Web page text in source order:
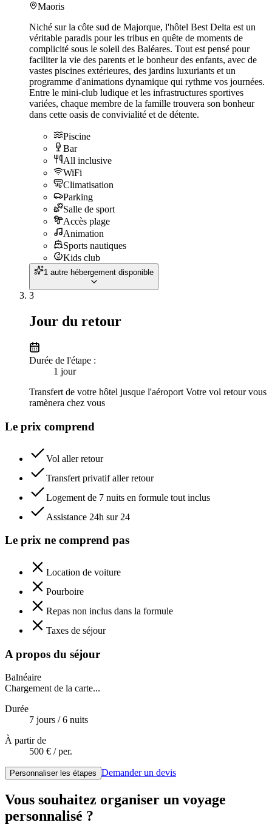
Maoris
Niché sur la côte sud de Majorque, l'hôtel Best Delta est un
véritable paradis pour les tribus en quête de moments de
complicité sous le soleil des Baléares. Tout est pensé pour
faciliter la vie des parents et le bonheur des enfants, avec de
vastes piscines extérieures, des jardins luxuriants et un
programme d'animations dynamique qui rythme vos journées.
Entre le mini-club ludique et les infrastructures sportives
variées, chaque membre de la famille trouvera son bonheur
dans cette oasis de convivialité et de détente.
Piscine
Bar
All inclusive
WiFi
Climatisation
Parking
Salle de sport
Accès plage
Animation
Sports nautiques
Kids club
1 autre hébergement disponible
3
Jour du retour
Durée de l'étape :
1 jour
Transfert de votre hôtel jusque l'aéroport Votre vol retour vous
ramènera chez vous
Le prix comprend
Vol aller retour
Transfert privatif aller retour
Logement de 7 nuits en formule tout inclus
Assistance 24h sur 24
Le prix ne comprend pas
Location de voiture
Pourboire
Repas non inclus dans la formule
Taxes de séjour
A propos du séjour
Balnéaire
Chargement de la carte...
Durée
7 jours /6 nuits
À partir de
500 € / per.
Personnaliser les étapes Demander un devis
Vous souhaitez organiser un voyage
personnalisé ?